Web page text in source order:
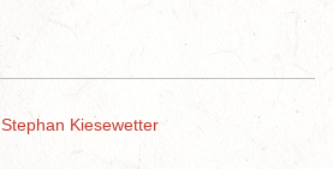
Kiesewetter